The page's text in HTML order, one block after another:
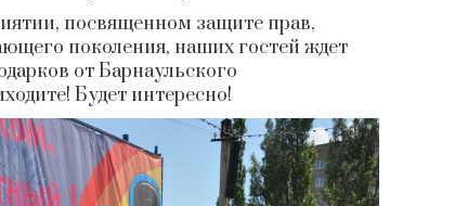
посвященном защите прав,
поколения, наших гостей ждет
от Барнаульского
Будет интересно!